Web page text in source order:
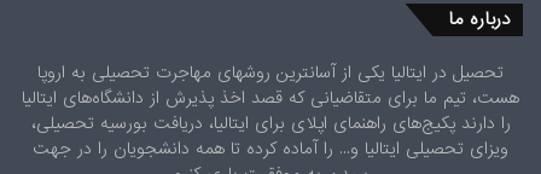
درباره ما
تحصیل در ایتالیا یکی از آسانترین روشهای مهاجرت تحصیلی به اروپا
هست، تیم ما برای متقاضیانی که قصد اخذ پذیرش از دانشگاه‌های ایتالیا
را دارند پکیج‌های راهنمای اپلای برای ایتالیا، دریافت بورسیه تحصیلی،
ویزای تحصیلی ایتالیا و... را آماده کرده تا همه دانشجویان را در جهت